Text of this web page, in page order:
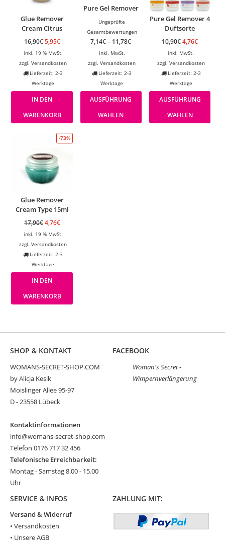
Glue Remover
Cream Citrus
16,90€ 5,95€
inkl. 19 % MwSt.
zzgl.Versandkosten
Lieferzeit: 2-3
Werktage
IN DEN
WARENKORB
Pure Gel Remover
Ungeprüfte
Gesamtbewertungen
7,14€– 11,78€
inkl. MwSt.
zzgl.Versandkosten
Lieferzeit: 2-3
Werktage
AUSFÜHRUNG
WÄHLEN
Pure Gel Remover 4
Duftsorte
10,90€4,76€
inkl. MwSt.
zzgl. Versandkosten
Lieferzeit: 2-3
Werktage
AUSFÜHRUNG
WÄHLEN
-73%
Glue Remover
Cream Type 15ml
17,90€ 4,76€
inkl. 19 % MwSt.
zzgl.Versandkosten
Lieferzeit: 2-3
Werktage
IN DEN
WARENKORB
SHOP & KONTAKT
WOMANS-SECRET-SHOP.COM
by Alicja Kesik
Moislinger Allee 95-97
D - 23558 Lübeck
Kontaktinformationen
info@womans-secret-shop.com
Telefon 0176 717 32 456
Telefonische Erreichbarkeit:
Montag - Samstag 8.00 - 15.00
Uhr
FACEBOOK
Woman's Secret -
Wimpernverlängerung
SERVICE & INFOS
Versand & Widerruf
•Versandkosten
• Unsere AGB
ZAHLUNG MIT: